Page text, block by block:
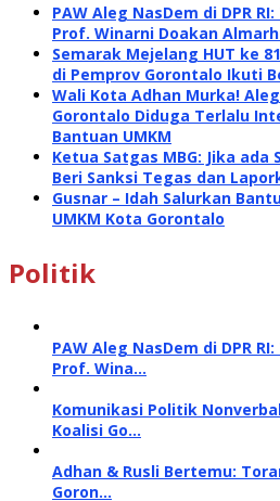
PAW Aleg NasDem di DPR
Prof. Winarni Doakan
Semarak Mejelang HUT ke
di Pemprov Gorontalo Ikuti
Wali Kota Adhan Murka!
Gorontalo Diduga Terlalu
Bantuan UMKM
Ketua Satgas MBG: Jika ada
Beri Sanksi Tegas dan
Gusnar – Idah Salurkan
UMKM Kota Gorontalo
Politik
PAW Aleg NasDem di DPR
Prof. Wina…
Komunikasi Politik
Koalisi Go…
Adhan & Rusli Bertemu:
Goron…